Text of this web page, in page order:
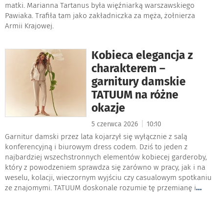
matki. Marianna Tartanus była więźniarką warszawskiego
Pawiaka. Trafiła tam jako zakładniczka za męża, żołnierza
Armii Krajowej.
Kobieca elegancja z
charakterem –
garnitury damskie
TATUUM na różne
okazje
5 czerwca 2026 10:10
Garnitur damski przez lata kojarzył się wyłącznie z salą
konferencyjną i biurowym dress codem. Dziś to jeden z
najbardziej wszechstronnych elementów kobiecej garderoby,
który z powodzeniem sprawdza się zarówno w pracy, jak i na
weselu, kolacji, wieczornym wyjściu czy casualowym spotkaniu
ze znajomymi. TATUUM doskonale rozumie tę przemianę i...